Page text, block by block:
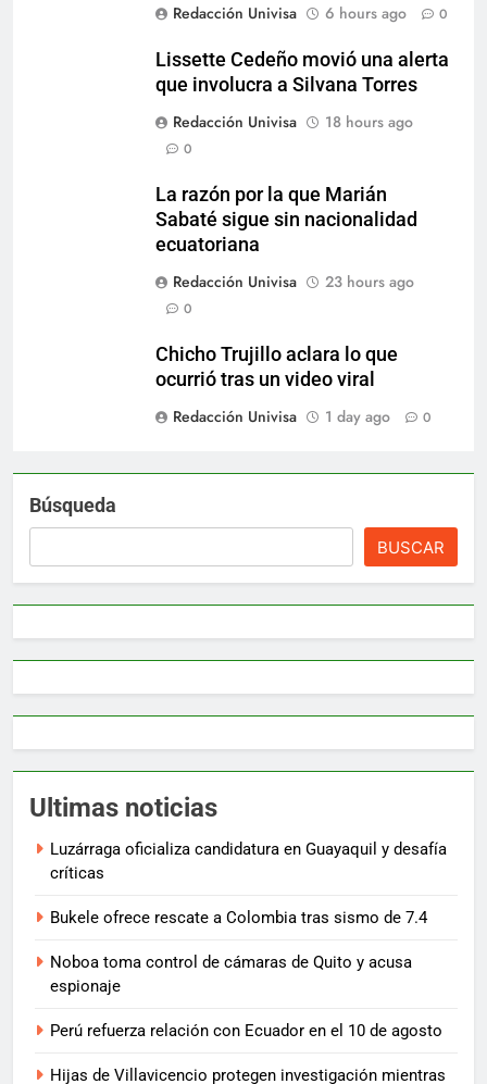
Redacción Univisa
6 hours ago 0
Lissette Cedeño movió una alerta
que involucra a Silvana Torres
Redacción Univisa
18 hours ago
0
La razón por la que Marián
Sabaté sigue sin nacionalidad
ecuatoriana
Redacción Univisa
23 hours ago
0
Chicho Trujillo aclara lo que
ocurrió tras un video viral
Redacción Univisa
1 day ago 0
Búsqueda
BUSCAR
Ultimas noticias
Luzárraga oficializa candidatura en Guayaquil y desafía
críticas
Bukele ofrece rescate a Colombia tras sismo de 7.4
Noboa toma control de cámaras de Quito y acusa
espionaje
Perú refuerza relación con Ecuador en el 10 de agosto
Hijas de Villavicencio protegen investigación mientras